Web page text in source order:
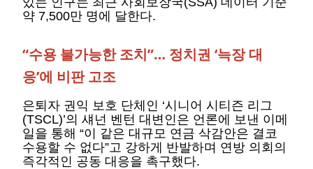
약 7,500만 명에 달한다.
“수용 불가능한 조치”… 정치권 ‘늑장 대
응’에 비판 고조
은퇴자 권익 보호 단체인 ‘시니어 시티즌 리그
(TSCL)’의 섀넌 벤턴 대변인은 언론에 보낸 이메
일을 통해 “이 같은 대규모 연금 삭감안은 결코
수용할 수 없다”고 강하게 반발하며 연방 의회의
즉각적인 공동 대응을 촉구했다.